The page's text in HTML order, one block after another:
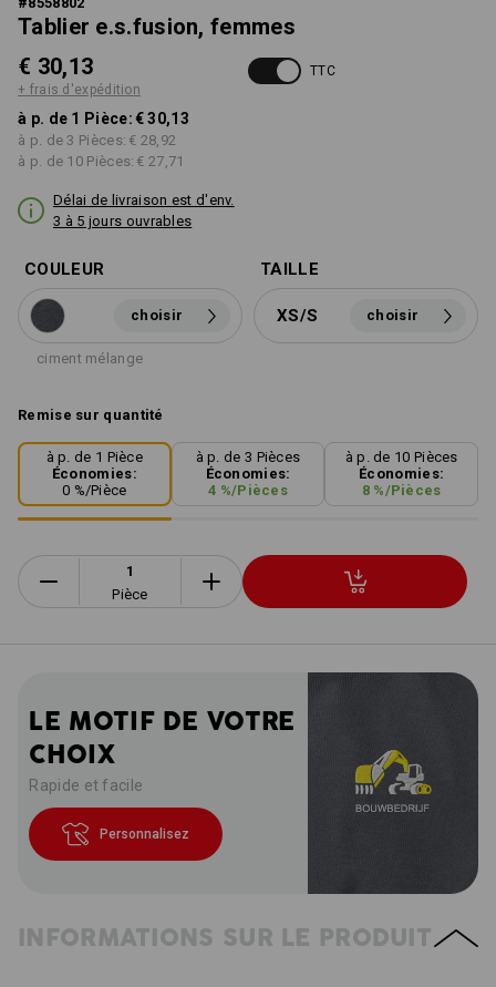
Tablier e.s.fusion, femmes
€ 30,13
+ frais d'expédition
TTC
à p. de 1 Pièce:€ 30,13
à p. de 3 Pièces: € 28,92
à p. de 10 Pièces: € 27,71
Délai de livraison est d'env.
3 à 5 jours ouvrables
COULEUR
choisir
ciment mélange
TAILLE
XS/S choisir
Remise sur quantité
à p. de 1 Pièce
Économies:
0 %/Pièce
à p. de 3 Pièces
Économies:
4 %/Pièces
à p. de 10 Pièces
Économies:
8%/Pièces
Pièce
Rapide et facile
LE MOTIF DE VOTRE
CHOIX
Personnalisez
INFORMATIONS SUR LE PRODUIT